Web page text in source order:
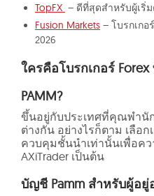
TopFX – ดีที่สุดสำหรับผู้เริ่
Fusion Markets – โบรกเก
2026
ใครคือโบรกเกอร์
PAMM?
ขึ้นอยู่กับประเทศที่คุณพำนั
ต่างกัน อย่างไรก็ตาม เลือ
ควบคุมชั้นนำเท่านั้นเพื่อคว
AXiTrader เป็นต้น
บัญชี Pamm สำหรับผู้อยู่